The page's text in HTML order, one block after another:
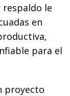
respaldo le
en
para el
proyecto